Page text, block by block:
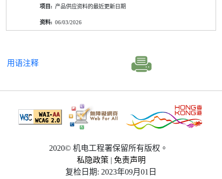
产品供应资料的最近更新日期
06/03/2026
用语注释
2020© 机电工程署保留所有版权。
私隐政策 | 免责声明
复检日期: 2023年09月01日